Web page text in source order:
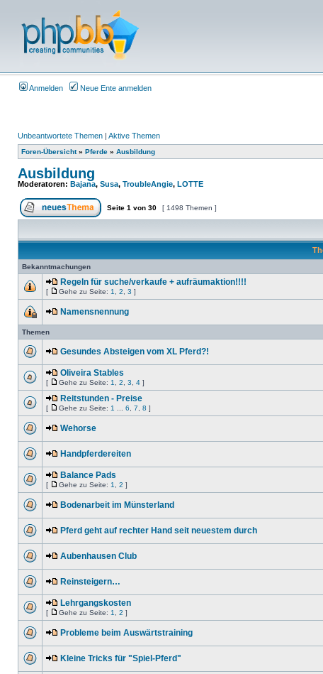
Anmelden Neue Ente anmelden
Unbeantwortete Themen | Aktive Themen
Foren-Übersicht» Pferde » Ausbildung
Ausbildung
Moderatoren: Bajana, Susa, TroubleAngie, LOTTE
Seite 1 von 30 [ 1498 Themen ]
Bekanntmachungen
Regeln für suche/verkaufe + aufräumaktion!!!!
[ Gehe zu Seite: 1 2 3 ]
Namensnennung
Themen
Gesundes Absteigen vom XL Pferd?!
Oliveira Stables
[ Gehe zu Seite: 1 2 3 4 ]
Reitstunden - Preise
[ Gehe zu Seite: 1 6 7 8 ]
Wehorse
Handpferdereiten
Balance Pads
[ Gehe zu Seite: 1 2 ]
Bodenarbeit im Münsterland
Pferd geht auf rechter Hand seit neuestem durch
Aubenhausen Club
Reinsteigern…
Lehrgangskosten
[ Gehe zu Seite: 1 2 ]
Probleme beim Auswärtstraining
Kleine Tricks für "Spiel-Pferd"